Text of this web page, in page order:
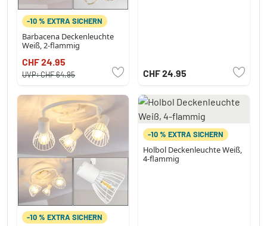
-10 % EXTRA SICHERN
Barbacena Deckenleuchte
Weiß, 2-flammig
CHF 24.95
UVP:CHF 64.95 CHF 24.95
-10 % EXTRA SICHERN
-10 % EXTRA SICHERN
Holbol Deckenleuchte Weiß,
4-flammig